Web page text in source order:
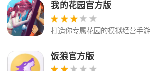
我的花园官方版
打造你专属花园的模拟经营手游
饭狼官方版